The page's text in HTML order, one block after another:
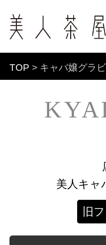
TOP > キャバ嬢グラ
美人キャ
旧